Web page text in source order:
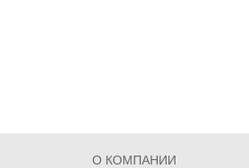
О КОМПАНИИ